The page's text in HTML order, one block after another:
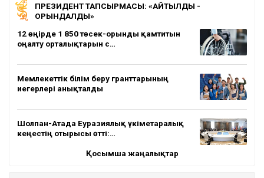
ПРЕЗИДЕНТ ТАПСЫРМАСЫ: «АЙТЫЛДЫ -
ОРЫНДАЛДЫ»
12 өңірде 1 850 төсек-орынды қамтитын
оңалту орталықтарын с…
Мемлекеттік білім беру гранттарының
иегерлері анықталды
Шолпан-Атада Еуразиялық үкіметаралық
кеңестің отырысы өтті:…
Қосымша жаңалықтар